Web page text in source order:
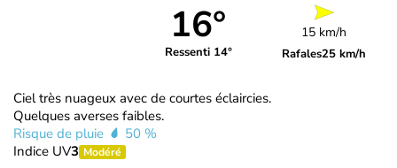
16°
Ressenti 14°
15 km/h
Rafales25 km/h
Ciel très nuageux avec de courtes éclaircies.
Quelques averses faibles.
Risque de pluie
50 %
Indice UV3 Modéré